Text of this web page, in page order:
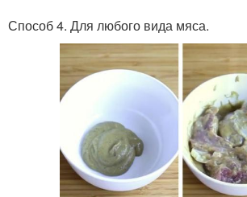
Способ 4. Для любого вида мяса.